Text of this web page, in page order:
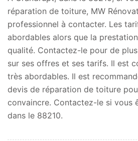
réparation de toiture, MW
professionnel à contacter. Les
abordables alors que la
qualité. Contactez-le pour de
sur ses offres et ses tarifs. Il est
très abordables. Il est
devis de réparation de toiture
convaincre. Contactez-le si vous
dans le 88210.